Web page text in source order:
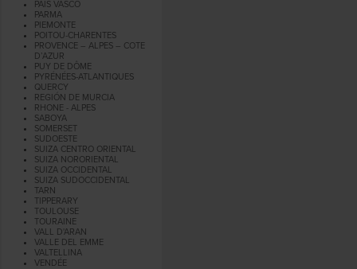
PAÍS VASCO
PARMA
PIEMONTE
POITOU-CHARENTES
PROVENCE – ALPES – COTE
D’AZUR
PUY DE DÔME
PYRÉNÉES-ATLANTIQUES
QUERCY
REGIÓN DE MURCIA
RHONE - ALPES
SABOYA
SOMERSET
SUDOESTE
SUIZA CENTRO ORIENTAL
SUIZA NORORIENTAL
SUIZA OCCIDENTAL
SUIZA SUDOCCIDENTAL
TARN
TIPPERARY
TOULOUSE
TOURAINE
VALL D'ARAN
VALLE DEL EMME
VALTELLINA
VENDÉE